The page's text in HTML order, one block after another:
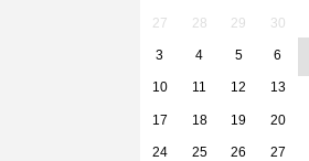
27 28 29 30
3 4 5 6
10 11 12 13
17 18 19 20
24 25 26 27